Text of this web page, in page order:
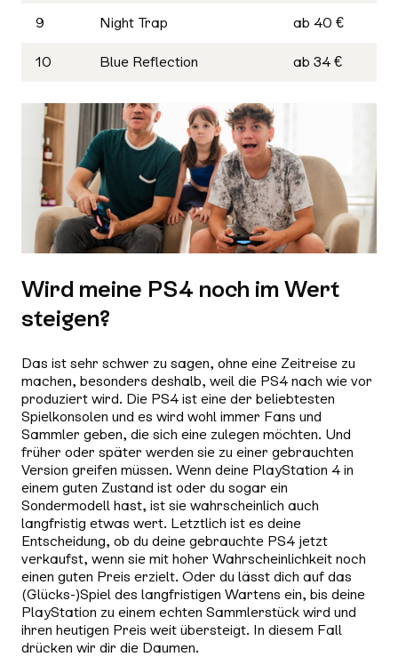
9 Night Trap ab 40 €
10 Blue Reflection ab 34 €
Wird meine PS4 noch im Wert
steigen?
Das ist sehr schwer zu sagen, ohne eine Zeitreise zu
machen, besonders deshalb, weil die PS4 nach wie vor
produziert wird. Die PS4 ist eine der beliebtesten
Spielkonsolen und es wird wohl immer Fans und
Sammler geben, die sich eine zulegen möchten. Und
früher oder später werden sie zu einer gebrauchten
Version greifen müssen. Wenn deine PlayStation 4 in
einem guten Zustand ist oder du sogar ein
Sondermodell hast, ist sie wahrscheinlich auch
langfristig etwas wert. Letztlich ist es deine
Entscheidung, ob du deine gebrauchte PS4 jetzt
verkaufst, wenn sie mit hoher Wahrscheinlichkeit noch
einen guten Preis erzielt. Oder du lässt dich auf das
(Glücks-)Spiel des langfristigen Wartens ein, bis deine
PlayStation zu einem echten Sammlerstück wird und
ihren heutigen Preis weit übersteigt. In diesem Fall
drücken wir dir die Daumen.